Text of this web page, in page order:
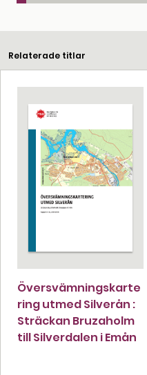
Relaterade titlar
Översvämningskarte
ring utmed Silverån :
Sträckan Bruzaholm
till Silverdalen i Emån